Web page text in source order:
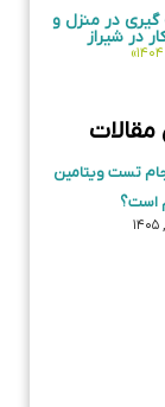
گیری در منزل و
در شیراز
تست ویتامین